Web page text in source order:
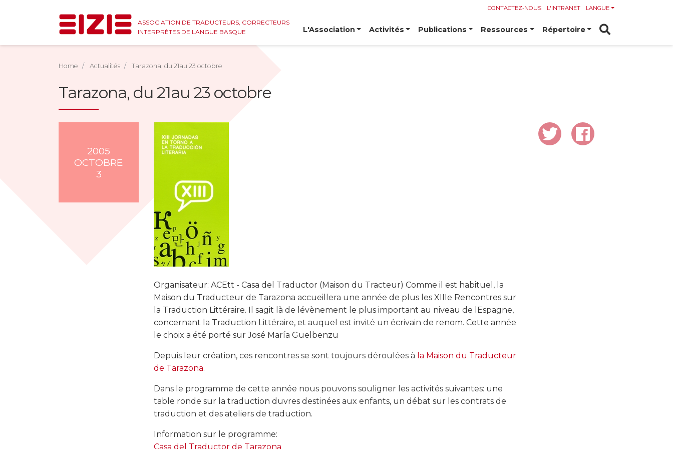
ASSOCIATION DE TRADUCTEURS, CORRECTEURS ET
INTERPRÈTES DE LANGUE BASQUE
CONTACTEZ-NOUS L'INTRANET LANGUE
L'Association Activités Publications Ressources Répertoire
Home Actualités Tarazona, du 21au 23 octobre
Tarazona, du 21au 23 octobre
2005
OCTOBRE
3
Organisateur: ACEtt - Casa del Traductor (Maison du Tracteur) Comme il est habituel, la
Maison du Traducteur de Tarazona accueillera une année de plus les XIIIe Rencontres sur
la Traduction Littéraire. Il sagit là de lévènement le plus important au niveau de lEspagne,
concernant la Traduction Littéraire, et auquel est invité un écrivain de renom. Cette année
le choix a été porté sur José María Guelbenzu
Depuis leur création, ces rencontres se sont toujours déroulées à la Maison du Traducteur
de Tarazona.
Dans le programme de cette année nous pouvons souligner les activités suivantes: une
table ronde sur la traduction duvres destinées aux enfants, un débat sur les contrats de
traduction et des ateliers de traduction.
Information sur le programme:
Casa del Traductor de Tarazona